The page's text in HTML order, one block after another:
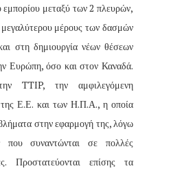
μεταξύ των 2 πλευρών,
μέρους των δασμών
στη δημιουργία νέων θέσεων
Ευρώπη, όσο και στον Καναδά.
TTIP, την αμφιλεγόμενη
Ε.Ε. και των Η.Π.Α., η οποία
στην εφαρμογή της, λόγω
που συναντώνται σε πολλές
Προστατεύονται επίσης τα